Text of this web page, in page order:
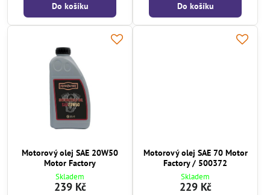
Do košíku Do košíku
Motorový olej SAE 20W50
Motor Factory
Skladem
239 Kč
Motorový olej SAE 70 Motor
Factory / 500372
Skladem
229 Kč